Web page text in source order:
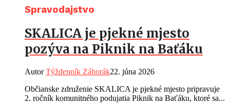
Spravodajstvo
SKALICA je pjekné mjesto
pozýva na Piknik na Baťáku
AutorTýždenník Záhorák22. júna 2026
Občianske združenie SKALICA je pjekné mjesto pripravuje
2. ročník komunitného podujatia Piknik na Baťáku, ktoré sa...